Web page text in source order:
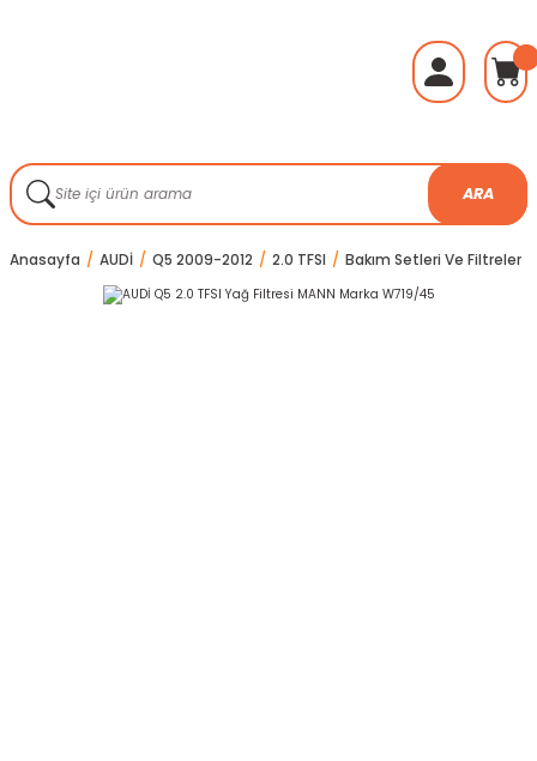
ARA
Anasayfa AUDİ Q5 2009-2012 2.0 TFSI Bakım Setleri Ve Filtreler